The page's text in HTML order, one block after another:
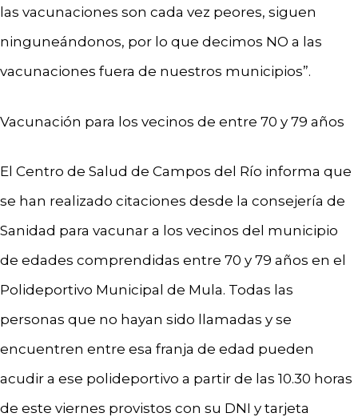
las vacunaciones son cada vez peores, siguen
ninguneándonos, por lo que decimos NO a las
vacunaciones fuera de nuestros municipios”.
Vacunación para los vecinos de entre 70 y 79 años
El Centro de Salud de Campos del Río informa que
se han realizado citaciones desde la consejería de
Sanidad para vacunar a los vecinos del municipio
de edades comprendidas entre 70 y 79 años en el
Polideportivo Municipal de Mula. Todas las
personas que no hayan sido llamadas y se
encuentren entre esa franja de edad pueden
acudir a ese polideportivo a partir de las 10.30 horas
de este viernes provistos con su DNI y tarjeta